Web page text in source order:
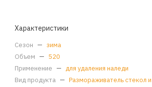
Характеристики
Сезон — зима
Объем — 520
Применение — для удаления наледи
Вид продукта — Размораживатель стекол